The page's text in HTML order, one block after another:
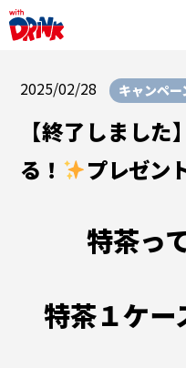
2025/02/28 キャンペー
【終了しまし
る！
プレゼン
特茶っ
特茶１ケー